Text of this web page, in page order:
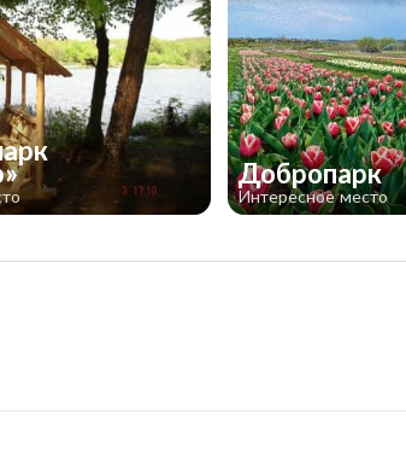
Добропарк
Интересное место